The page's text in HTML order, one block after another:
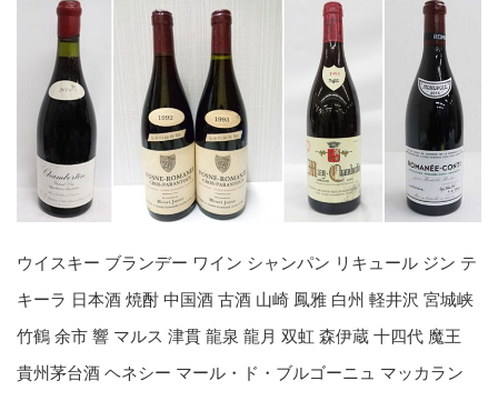
ウイスキー ブランデー ワイン シャンパン リキュール ジン テ
キーラ 日本酒 焼酎 中国酒 古酒 山崎 鳳雅 白州 軽井沢 宮城峡
竹鶴 余市 響 マルス 津貫 龍泉 龍月 双虹 森伊蔵 十四代 魔王
貴州茅台酒 ヘネシー マール・ド・ブルゴーニュ マッカラン